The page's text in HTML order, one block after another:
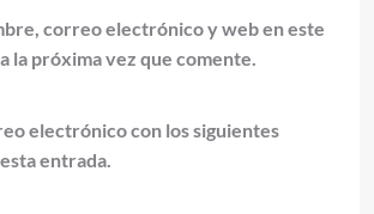
correo electrónico y web en este
la próxima vez que comente.
electrónico con los siguientes
entrada.